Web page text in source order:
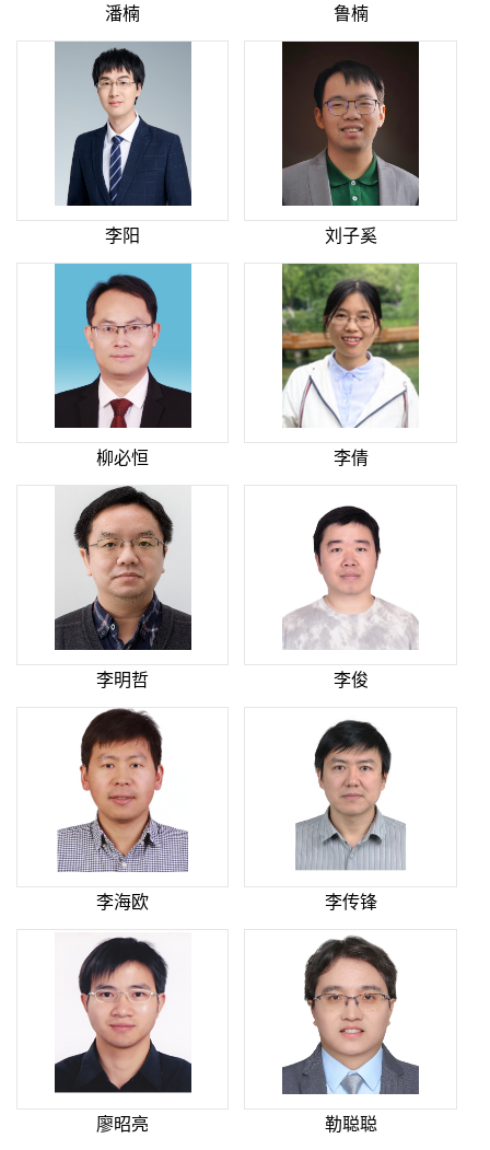
潘楠 鲁楠
李阳 刘子奚
柳必恒 李倩
李明哲 李俊
李海欧 李传锋
廖昭亮 勒聪聪